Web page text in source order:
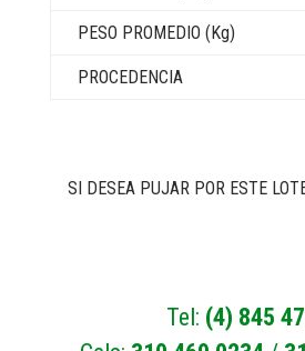
SI DESEA PUJAR POR ESTE
Tel: (4) 845